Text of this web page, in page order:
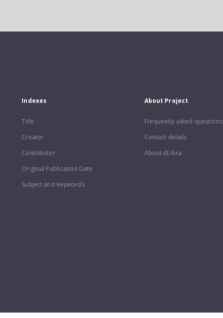
Indexes
Title
Creator
Contributor
Original Publication Date
Subject and Keywords
About Project
Frequently asked questions
Contact details
About dLibra